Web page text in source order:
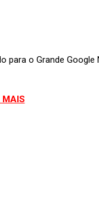
o Grande Google
MAIS